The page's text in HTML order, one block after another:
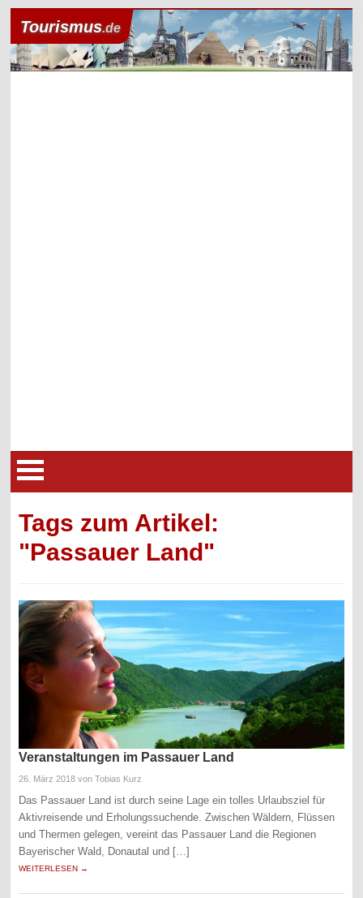
Tourismus.de
Tags zum Artikel:
"Passauer Land"
Veranstaltungen im Passauer Land
26. März 2018 von Tobias Kurz
Das Passauer Land ist durch seine Lage ein tolles Urlaubsziel für
Aktivreisende und Erholungssuchende. Zwischen Wäldern, Flüssen
und Thermen gelegen, vereint das Passauer Land die Regionen
Bayerischer Wald, Donautal und […]
WEITERLESEN →